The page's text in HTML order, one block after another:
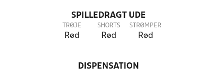
SPILLEDRAGT UDE
TRØJE
Rød
SHORTS
Rød
STRØMPER
Rød
DISPENSATION